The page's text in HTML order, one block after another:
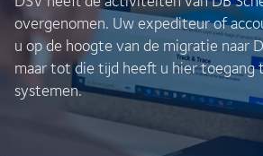
overgenomen. Uw expediteur of
u op de hoogte van de migratie naar
maar tot die tijd heeft u hier toegang
systemen.